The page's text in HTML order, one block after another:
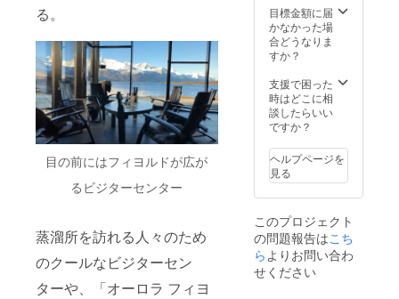
る。
目の前にはフィヨルドが広が
るビジターセンター
蒸溜所を訪れる人々のため
のクールなビジターセン
ターや、「オーロラ フィヨ
の方は
購入不
可とな
BARRE
Lショッ
プ＆オ
ショッ
プ・冒
険の仲
間メン
カー
支援者
になっ
ていた
だいた
方は、
実店舗
来店時
でお好
きな性
別を選
い） 1
年間有
効：
2024/7/
2025/6/
30ま
で。 た
だし、
1以前に
実店舗
がオー
プンし
ている
クラ
ファン
終了後
た場合
のメン
バー割
引は
となり
ます。
＊楽天
ショッ
不適
用。
【特典
３】実
店舗に
2本（販
売予定
価格
※これは
お酒で
す。20
才未満
購入不
りま
す。
ST 第9
番ミッ
ドガル
極シン
グルモ
ルトウ
イス
46% /
1本（販
売予定
29,000
円）
BIVRO
ST 第8
リミ
テッド
商品の
ロジェ
クト終
了後に
当社確
分が
残った
場合に
限り通
を致し
ます。
■内容
BIVRO
STヨー
キー」
は含ま
れませ
BIVRO
ST 第2
番「ニ
ザ
リル」
本数限
定 北極
シング
トウイ
スキー /
46% /
500ml ×
1本
目標金額に届
かなかった場
合どうなりま
すか？
支援で困った
時はどこに相
談したらいい
ですか？
ヘルプページを
見る
このプロジェクト
の問題報告はこち
らよりお問い合わ
せください